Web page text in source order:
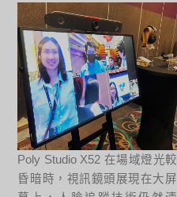
Poly Studio X52 在場域燈光較
昏暗時，視訊鏡頭展現在大屏